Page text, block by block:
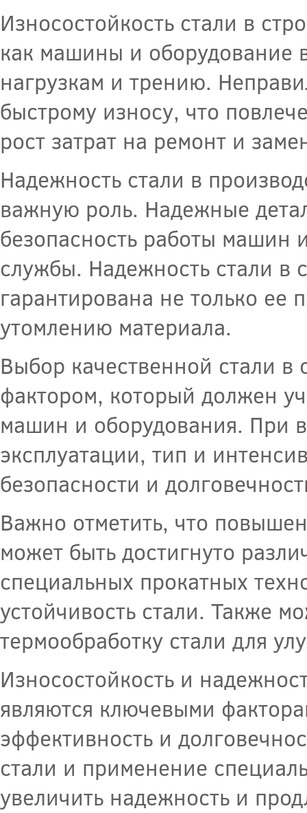
Износостойкость стали в
как машины и оборудование
нагрузкам и трению.
быстрому износу, что
рост затрат на ремонт и
Надежность стали в
важную роль. Надежные
безопасность работы машин
службы. Надежность стали в
гарантирована не только ее
утомлению материала.
Выбор качественной стали в
фактором, который должен
машин и оборудования. При
эксплуатации, тип и
безопасности и
Важно отметить, что
может быть достигнуто
специальных прокатных
устойчивость стали. Также
термообработку стали для
Износостойкость и
являются ключевыми
эффективность и
стали и применение
увеличить надежность и